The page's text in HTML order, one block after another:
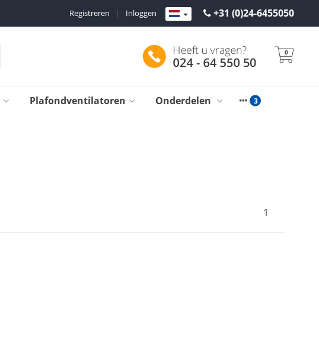
+31 (0)24-6455050
Inloggen
|
Registreren
0
Plafondventilatoren Onderdelen
1